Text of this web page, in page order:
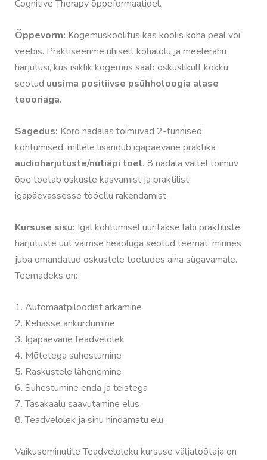
Cognitive Therapy õppeformaatidel.
Õppevorm: Kogemuskoolitus kas koolis koha peal või
veebis. Praktiseerime ühiselt kohalolu ja meelerahu
harjutusi, kus isiklik kogemus saab oskuslikult kokku
seotud uusima positiivse psühholoogia alase
teooriaga.
Sagedus: Kord nädalas toimuvad 2-tunnised
kohtumised, millele lisandub igapäevane praktika
audioharjutuste/nutiäpi toel. 8 nädala vältel toimuv
õpe toetab oskuste kasvamist ja praktilist
igapäevassesse tööellu rakendamist.
Kursuse sisu: Igal kohtumisel uuritakse läbi praktiliste
harjutuste uut vaimse heaoluga seotud teemat, minnes
juba omandatud oskustele toetudes aina sügavamale.
Teemadeks on:
1. Automaatpiloodist ärkamine
2. Kehasse ankurdumine
3. Igapäevane teadvelolek
4. Mõtetega suhestumine
5. Raskustele lähenemine
6. Suhestumine enda ja teistega
7. Tasakaalu saavutamine elus
8. Teadvelolek ja sinu hindamatu elu
Vaikuseminutite Teadveloleku kursuse väljatöötaja on